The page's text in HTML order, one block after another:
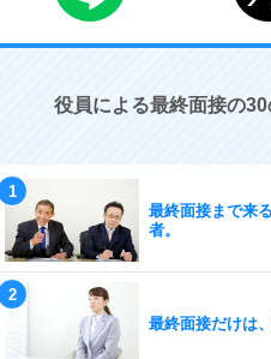
役員による最終面接の
最終面接まで来
者。
最終面接だけは